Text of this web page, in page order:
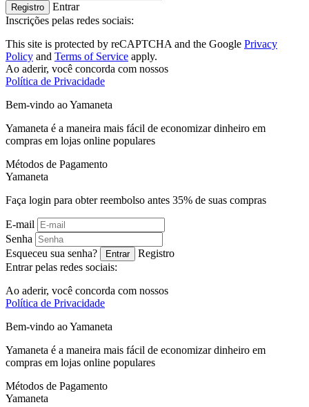
Registro
Entrar
Inscrições pelas redes sociais:
This site is protected by reCAPTCHA and the Google Privacy
Policy and Terms of Service apply.
Ao aderir, você concorda com nossos
Política de Privacidade
Bem-vindo aoYamaneta
Yamaneta é a maneira mais fácil de economizar dinheiro em
compras em lojas online populares
Métodos de Pagamento
Yamaneta
Faça login para obter reembolso antes 35% de suas compras
E-mail
Senha
Esqueceu sua senha?
Entrar
Registro
Entrar pelas redes sociais:
Ao aderir, você concorda com nossos
Política de Privacidade
Bem-vindo aoYamaneta
Yamaneta é a maneira mais fácil de economizar dinheiro em
compras em lojas online populares
Métodos de Pagamento
Yamaneta